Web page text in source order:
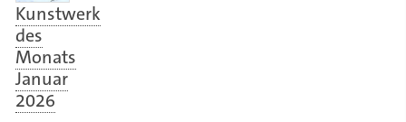
Kunstwerk
des
Monats
Januar
2026